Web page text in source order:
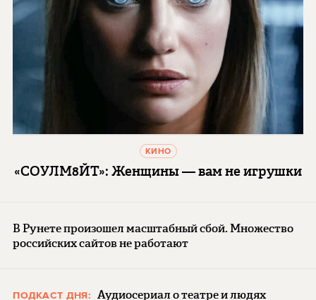
КИНО
«СОУЛМ8ЙТ»: Женщины — вам не игрушки
В Рунете произошел масштабный сбой. Множество
российских сайтов не работают
ПОДКАСТ ДНЯ: Аудиосериал о театре и людях